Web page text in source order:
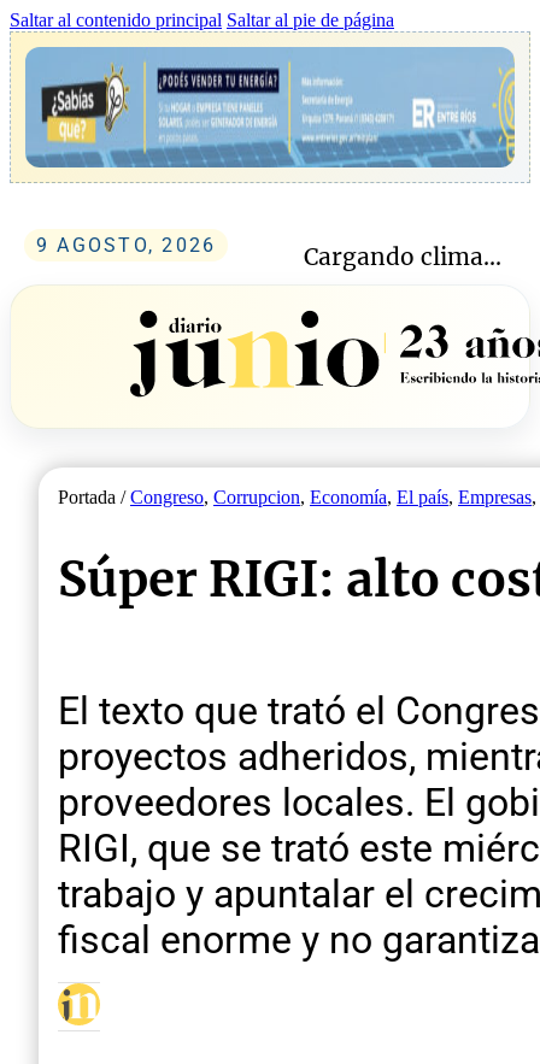
Saltar al contenido principal Saltar al pie de página
9 AGOSTO, 2026 Cargando clima...
Portada /Congreso, Corrupcion, Economía, El país, Empresas,
Súper RIGI: alto
El texto que trató el
proyectos adheridos,
proveedores locales. El
RIGI, que se trató este
trabajo y apuntalar el
fiscal enorme y no